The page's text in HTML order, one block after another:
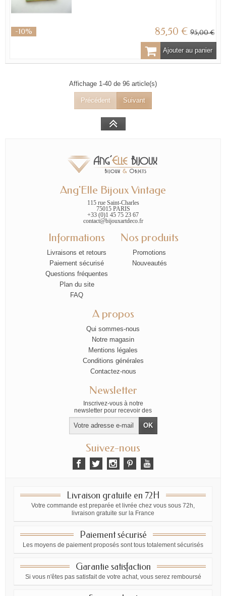
-10% 85,50 € 95,00 €
Ajouter au panier
Affichage 1-40 de 96 article(s)
Précédent Suivant
Ang'Elle Bijoux Vintage
115 rue Saint-Charles
75015 PARIS
+33 (0)1 45 75 23 67
contact@bijouxartdeco.fr
Informations
Livraisons et retours
Paiement sécurisé
Questions fréquentes
Plan du site
FAQ
Nos produits
Promotions
Nouveautés
A propos
Qui sommes-nous
Notre magasin
Mentions légales
Conditions générales
Contactez-nous
Newsletter
Inscrivez-vous à notre
newsletter pour recevoir des
offres exclusives
Suivez-nous
Livraison gratuite en 72H
Votre commande est preparée et livrée chez vous sous 72h,
livraison gratuite sur la France
Paiement sécurisé
Les moyens de paiement proposés sont tous totalement sécurisés
Garantie satisfaction
Si vous n'êtes pas satisfait de votre achat, vous serez remboursé